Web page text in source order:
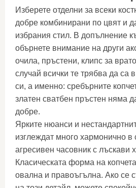
Изберете отделни за всеки
добре комбинирани по цвят и
избрания стил. В допълнение
обърнете внимание на други
очила, пръстени, клипс за
случай всички те трябва да са
си, а именно: сребърните
златен сватбен пръстен няма
добре.
Ярките нюанси и
изглеждат много хармонично в
агресивен часовник с лъскави
Класическата форма на
овална и правоъгълна. Ако се